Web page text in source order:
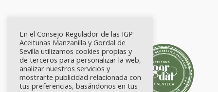
En el Consejo Regulador de las IGP
Aceitunas Manzanilla y Gordal de
Sevilla utilizamos cookies propias y
de terceros para personalizar la web,
analizar nuestros servicios y
mostrarte publicidad relacionada con
tus preferencias, basándonos en tus